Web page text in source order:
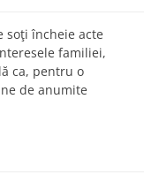
soţi încheie acte
familiei,
ca, pentru o
de anumite